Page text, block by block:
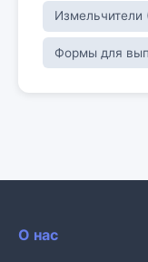
Измельчители
Формы для
О нас